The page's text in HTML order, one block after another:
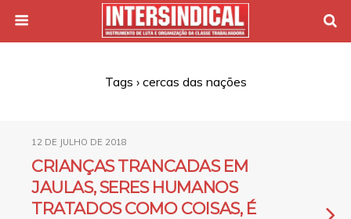
Tags › cercas das nações
12 DE JULHO DE 2018
CRIANÇAS TRANCADAS EM
JAULAS, SERES HUMANOS
TRATADOS COMO COISAS, É